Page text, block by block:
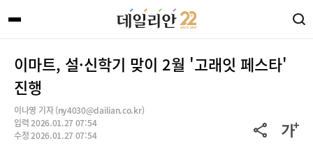
이마트, 설·신학기 맞이 2월 '고래잇 페스타'
진행
이나영 기자 (ny4030@dailian.co.kr)
입력 2026.01.27 07:54
수정 2026.01.27 07:54